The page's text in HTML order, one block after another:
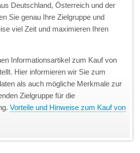
Deutschland, Österreich und der
Sie genau Ihre Zielgruppe und
viel Zeit und maximieren Ihren
Informationsartikel zum Kauf von
Hier informieren wir Sie zum
als auch mögliche Merkmale zur
Zielgruppe für die
Vorteile und Hinweise zum Kauf von